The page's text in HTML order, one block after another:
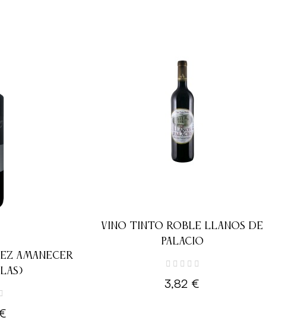
AMANECER
VINO TINTO ROBLE LLANOS DE
PALACIO
3,82 €